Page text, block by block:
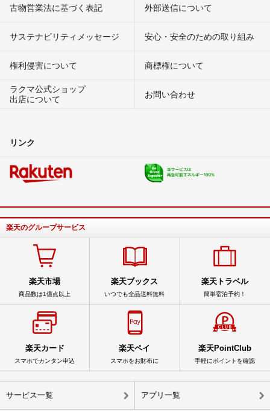
古物営業法に基づく表記 外部送信について
サステナビリティメッセージ 安心・安全のための取り組み
権利侵害について
商標権について
ラクマ公式ショップ
出店について
お問い合わせ
リンク
楽天のグループサービス
楽天市場
商品数は1億点以上
楽天ブックス
いつでも全品送料無料
楽天トラベル
簡単宿泊予約！
楽天カード
スマホでカンタン申込
楽天ペイ
スマホをお財布に
楽天PointClub
手軽にポイントを確認
サービス一覧 アプリ一覧